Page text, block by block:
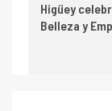
Higüey
Belleza y